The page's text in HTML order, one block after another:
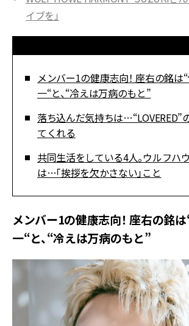
イブを」
メンバー1の健康志向！ 座右の銘は
一“と、“冷えは万病のもと”
落ち込んだ気持ちは…“LOVERED”
てくれる
共同生活をしている4人。ウルフハ
は…「挨拶を欠かさない」こと
メンバー1の健康志向！ 座右の銘
一“と、“冷えは万病のもと”